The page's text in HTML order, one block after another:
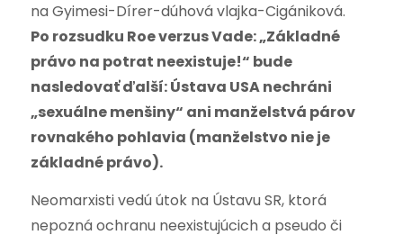
na Gyimesi-Dírer-dúhová vlajka-Cigániková.
Po rozsudku Roe verzus Vade: „Základné
právo na potrat neexistuje!“ bude
nasledovať ďalší: Ústava USA nechráni
„sexuálne menšiny“ ani manželstvá párov
rovnakého pohlavia (manželstvo nie je
základné právo).
Neomarxisti vedú útok na Ústavu SR, ktorá
nepozná ochranu neexistujúcich a pseudo či